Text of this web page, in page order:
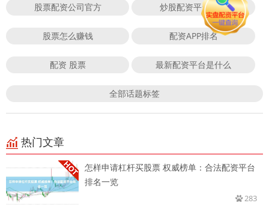
股票配资公司官方 炒股配资平台官网
股票怎么赚钱 配资APP排名
配资 股票 最新配资平台是什么
全部话题标签
热门文章
怎样申请杠杆买股票 权威榜单：合法配资平台
排名一览
283